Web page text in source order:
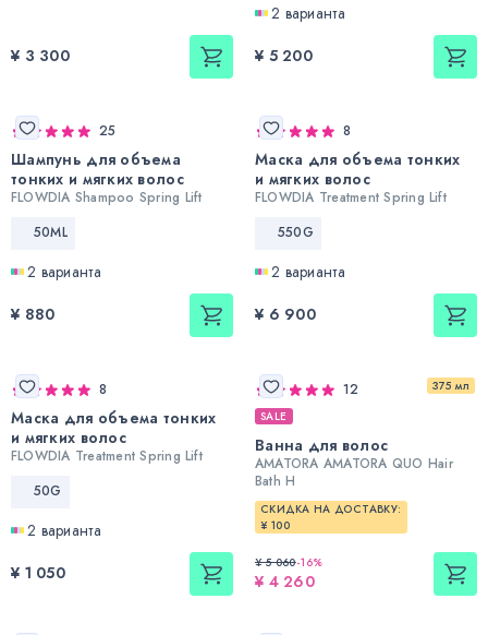
¥ 3 300
2 варианта
¥ 5 200
25
Шампунь для объема
тонких и мягких волос
FLOWDIA Shampoo Spring Lift
50ML
2 варианта
¥ 880
8
Маска для объема тонких
и мягких волос
FLOWDIA Treatment Spring Lift
550G
2 варианта
¥ 6 900
8
Маска для объема тонких
и мягких волос
FLOWDIA Treatment Spring Lift
50G
2 варианта
¥ 1 050
375 мл
12
SALE
Ванна для волос
AMATORA AMATORA QUO Hair
Bath H
СКИДКА НА ДОСТАВКУ:
¥ 100
¥ 5 060-16%
¥ 4 260